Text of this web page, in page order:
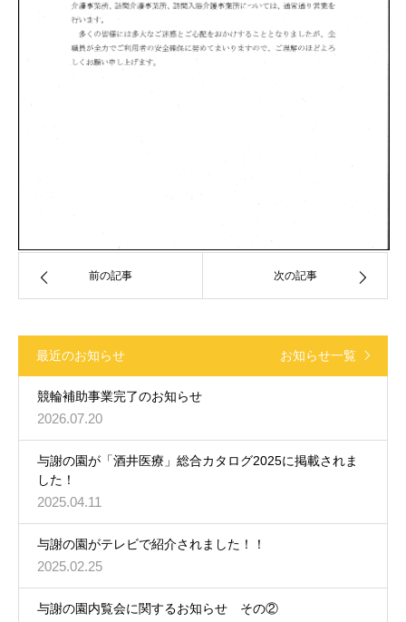
前の記事 次の記事
最近のお知らせ お知らせ一覧
競輪補助事業完了のお知らせ
2026.07.20
与謝の園が「酒井医療」総合カタログ2025に掲載されま
した！
2025.04.11
与謝の園がテレビで紹介されました！！
2025.02.25
与謝の園内覧会に関するお知らせ その②